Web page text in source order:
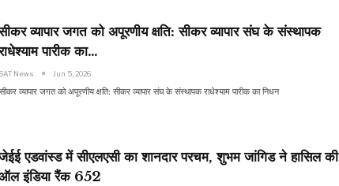
व्यापार जगत को अपूरणीय क्षति: सीकर व्यापार संघ के संस्थापक
पारीक का…
SAT News Jun 5, 2026
सीकर व्यापार जगत को अपूरणीय क्षति: सीकर व्यापार संघ के संस्थापक राधेश्याम पारीक का निधन
एडवांस्ड में सीएलएसी का शानदार परचम, शुभम जांगिड ने हासिल की
इंडिया रैंक 652